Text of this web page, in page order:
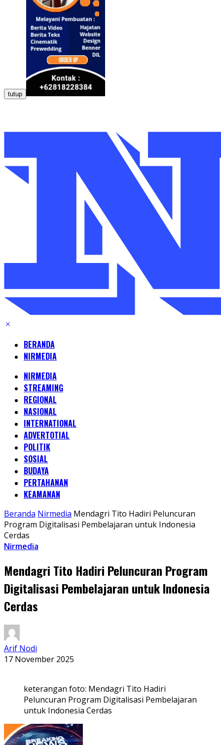
tutup
BERANDA
NIRMEDIA
NIRMEDIA
STREAMING
REGIONAL
NASIONAL
INTERNATIONAL
ADVERTOTIAL
POLITIK
SOSIAL
BUDAYA
PERTAHANAN
KEAMANAN
Beranda Nirmedia Mendagri Tito Hadiri Peluncuran
Program Digitalisasi Pembelajaran untuk Indonesia
Cerdas
Nirmedia
Mendagri Tito Hadiri Peluncuran Program
Digitalisasi Pembelajaran untuk Indonesia
Cerdas
Arif Nodi
17 November 2025
keterangan foto: Mendagri Tito Hadiri
Peluncuran Program Digitalisasi Pembelajaran
untuk Indonesia Cerdas